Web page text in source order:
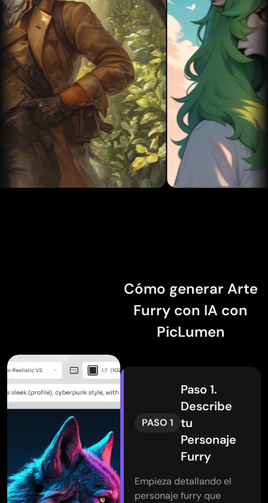
Cómo generar Arte
Furry con IA con
PicLumen
PASO 1
Paso 1.
Describe
tu
Personaje
Furry
Empieza detallando el
personaje furry que